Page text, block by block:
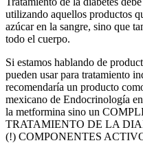
utilizando aquellos productos
azúcar en la sangre, sino que
todo el cuerpo.
Si estamos hablando de
pueden usar para tratamiento
recomendaría un producto
mexicano de Endocrinología
la metformina sino un
TRATAMIENTO DE LA
(!) COMPONENTES